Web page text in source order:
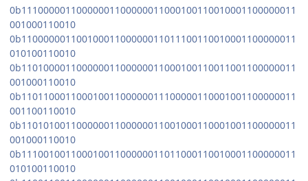
0b11100000110000001100000011000100110010001100000011
001000110010
0b11000000110010001100000011011100110010001100000011
010100110010
0b11010000110000001100000011000100110011001100000011
001000110010
0b11011000110001001100000011100000110001001100000011
001100110010
0b11010100110000001100000011001000110001001100000011
001000110010
0b11100100110001001100000011011000110010001100000011
010100110010